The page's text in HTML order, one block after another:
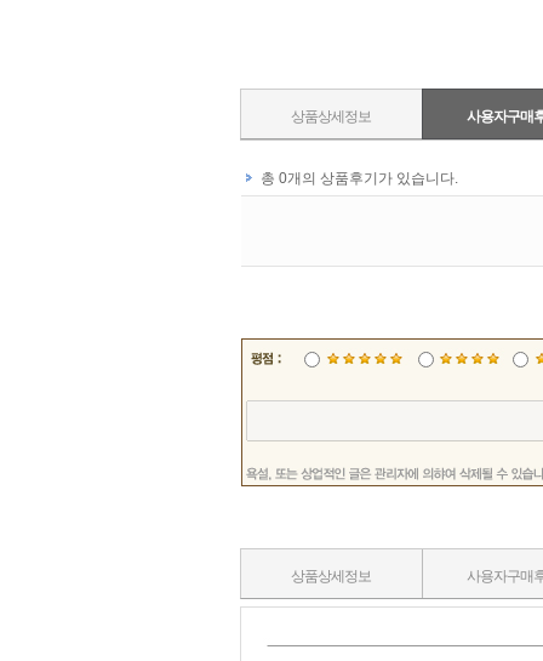
상품상세정보 사용자구매
상품상세정보 사용자구매